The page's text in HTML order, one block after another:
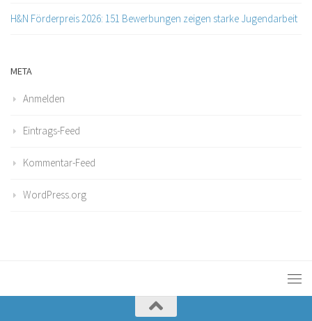
H&N Förderpreis 2026: 151 Bewerbungen zeigen starke Jugendarbeit
META
Anmelden
Eintrags-Feed
Kommentar-Feed
WordPress.org